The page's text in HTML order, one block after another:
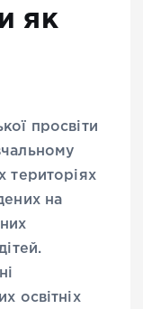
як
просвіти
територіях
на
освітніх